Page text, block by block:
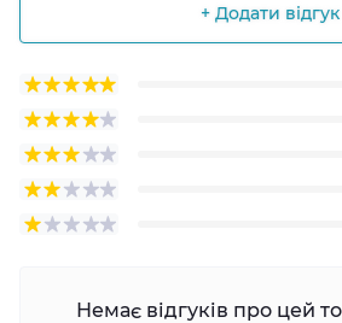
+ Додати відгук
Немає відгуків про цей